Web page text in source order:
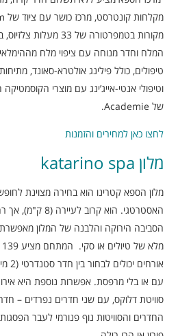
מקורות בטמפרטורה של
המלח וחדר מנוחה עם ציפוי מלח
טיפולים, כולל פילינג אולטרא-סאונד, מתיחות
וטיפולי אנטי-אייג’ינג עם מוצרי
של Academie.
לחצו כאן למחירים והזמנות
מלון katarino spa
מלון הספא קטרינו הוא בחירה מצוינת
האסטרטגי. הוא קרוב
הסביבה הירוקה והלבנה של המלון
עם או בלי מרפסת. אפשרות נוספת היא אירוח
סוויטת דלוקס, עם שני חדרים נפרדים –
החדרים והסוויטות נוף פנורמי לעבר